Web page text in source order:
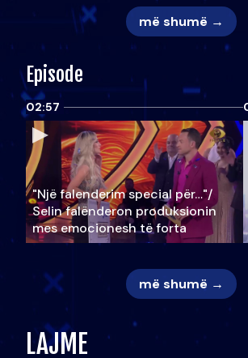
më shumë →
Episode
02:57
"Një falenderim special për…"/
Selin falënderon produksionin
mes emocionesh të forta
më shumë →
LAJME